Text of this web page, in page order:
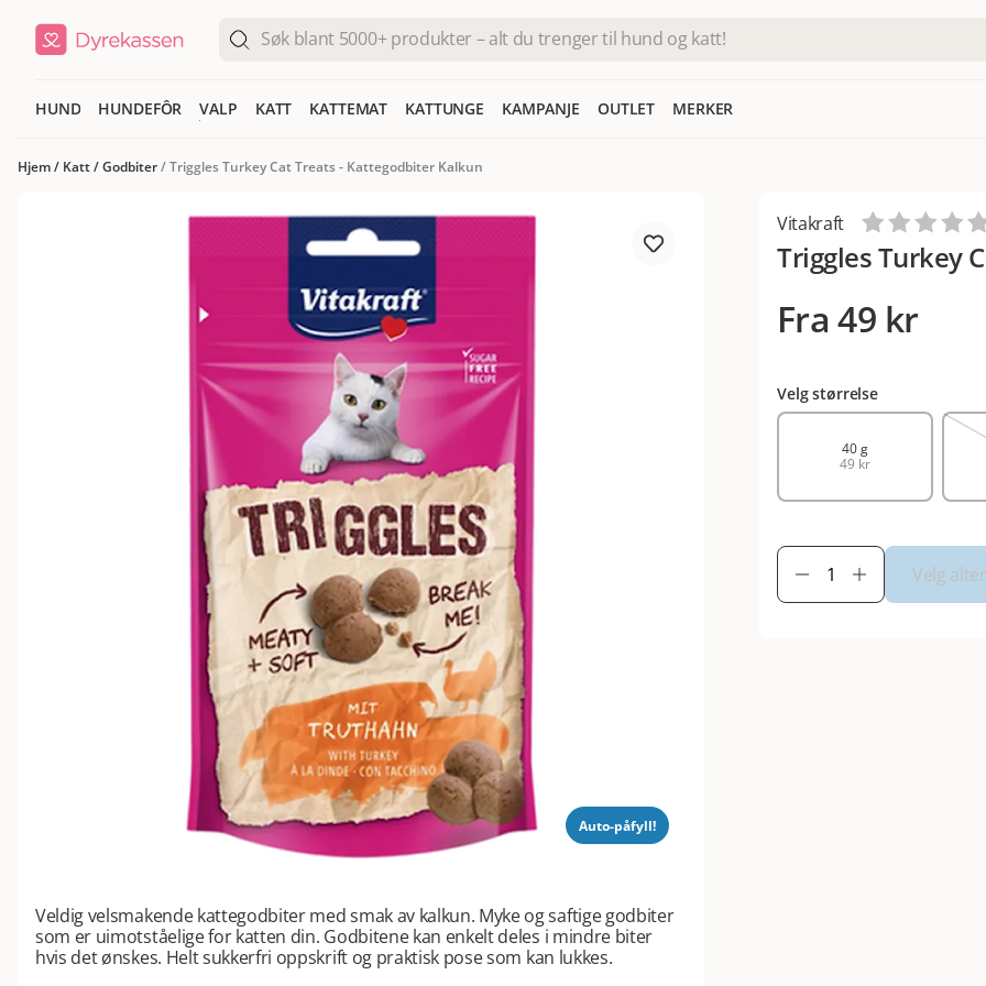
HUND HUNDEFÔR VALP KATT KATTEMAT KATTUNGE KAMPANJE OUTLET MERKER
Hjem/ Katt/Godbiter/Triggles Turkey Cat Treats - Kattegodbiter Kalkun
Auto-påfyll!
Veldig velsmakende kattegodbiter med smak av kalkun. Myke og saftige godbiter
som er uimotståelige for katten din. Godbitene kan enkelt deles i mindre biter
hvis det ønskes. Helt sukkerfri oppskrift og praktisk pose som kan lukkes.
Vitakraft
Triggles Turkey
Fra 49 kr
Velg størrelse
40 g
49 kr
Velg